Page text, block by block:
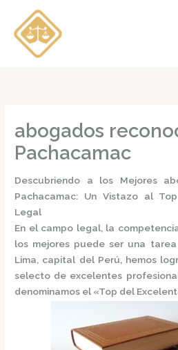
contenido
abogados
Pachacamac
Descubriendo a los Mejores
Pachacamac: Un Vistazo al
Legal
En el campo legal, la
los mejores puede ser una
Lima, capital del Perú, hemos
selecto de excelentes
denominamos el «Top del